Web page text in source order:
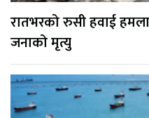
रातभरको रुसी हवाई
जनाको मृत्यु